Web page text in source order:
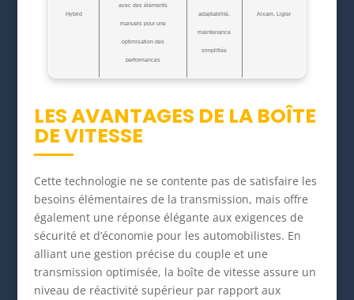
Hybrid
avec des éléments
manuels pour une
optimisation des
performances
adaptabilité,
maintenance
simplifiée
Aixam, Ligier
LES AVANTAGES DE LA BOÎTE
DE VITESSE
Cette technologie ne se contente pas de satisfaire les
besoins élémentaires de la transmission, mais offre
également une réponse élégante aux exigences de
sécurité et d’économie pour les automobilistes. En
alliant une gestion précise du couple et une
transmission optimisée, la boîte de vitesse assure un
niveau de réactivité supérieur par rapport aux